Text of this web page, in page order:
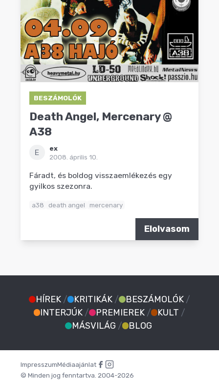
BESZÁMOLÓK
Death Angel, Mercenary @
A38
E
ex
2008. április 10.
Fáradt, és boldog visszaemlékezés egy
gyilkos szezonra.
a38 death angel mercenary
Elolvasom
HÍREK / KRITIKÁK / BESZÁMOLÓK /
INTERJÚK / PREMIEREK / KULT /
MÁSVILÁG / BLOG
ImpresszumMédiaajánlat
© Minden jog fenntartva. 2004-2026